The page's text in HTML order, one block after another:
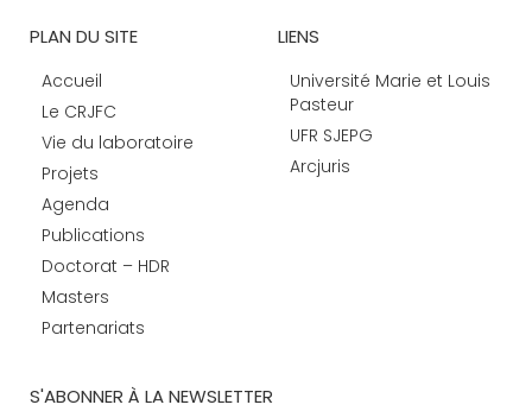
PLAN DU SITE
Accueil
Le CRJFC
Vie du laboratoire
Projets
Agenda
Publications
Doctorat – HDR
Masters
Partenariats
LIENS
Université Marie et Louis
Pasteur
UFR SJEPG
Arcjuris
S'ABONNER À LA NEWSLETTER